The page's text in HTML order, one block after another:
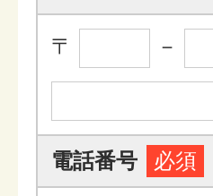
〒 －
電話番号 必須